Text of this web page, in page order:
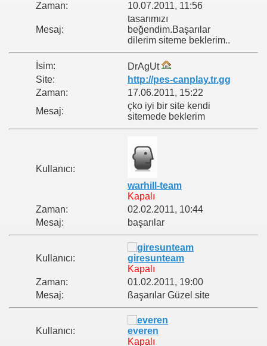
Zaman:
10.07.2011, 11:56
Mesaj:
tasarımızı
beğendim.Başarılar
dilerim siteme beklerim..
İsim:
DrAgUt
Site:
http://pes-canplay.tr.gg
Zaman:
17.06.2011, 15:22
Mesaj:
çko iyi bir site kendi
sitemede beklerim
Kullanıcı:
warhill-team
Kapalı
Zaman:
02.02.2011, 10:44
Mesaj:
başarılar
Kullanıcı:
giresunteam
Kapalı
Zaman:
01.02.2011, 19:00
Mesaj:
ßaşarılar Güzel site
Kullanıcı:
everen
Kapalı